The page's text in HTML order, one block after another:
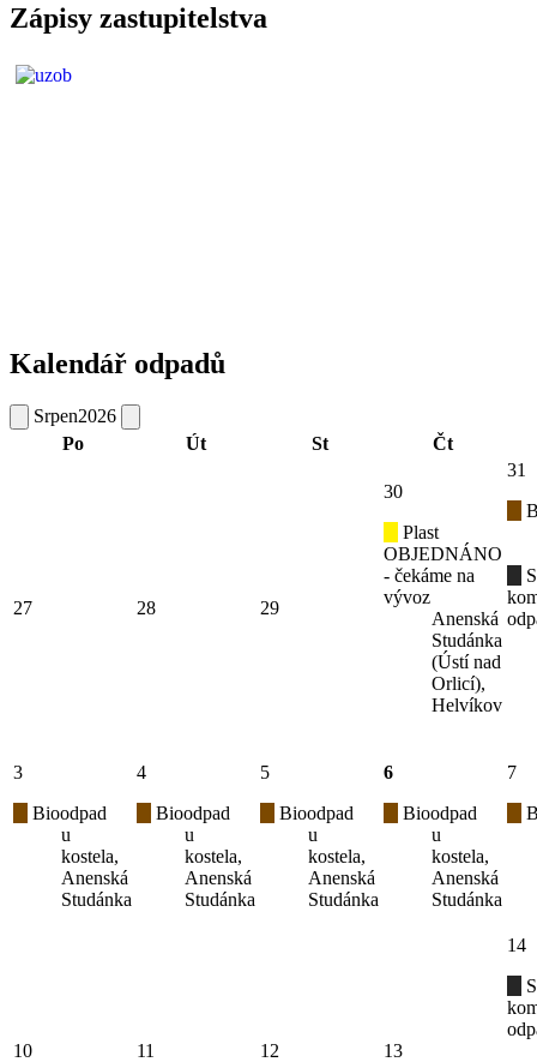
Zápisy zastupitelstva
Kalendář odpadů
Srpen2026
Po
Út St Čt
27 28 29
30
Plast
OBJEDNÁNO
- čekáme na
vývoz
Anenská
Studánka
(Ústí nad
Orlicí),
Helvíkov
31
3
Bioodpad
u
kostela,
Anenská
Studánka
4
Bioodpad
u
kostela,
Anenská
Studánka
5
Bioodpad
u
kostela,
Anenská
Studánka
6
Bioodpad
u
kostela,
Anenská
Studánka
7
10 11 12 13
14